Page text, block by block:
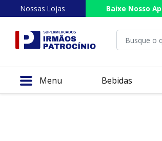
Nossas Lojas Baixe Nosso
Menu Bebidas